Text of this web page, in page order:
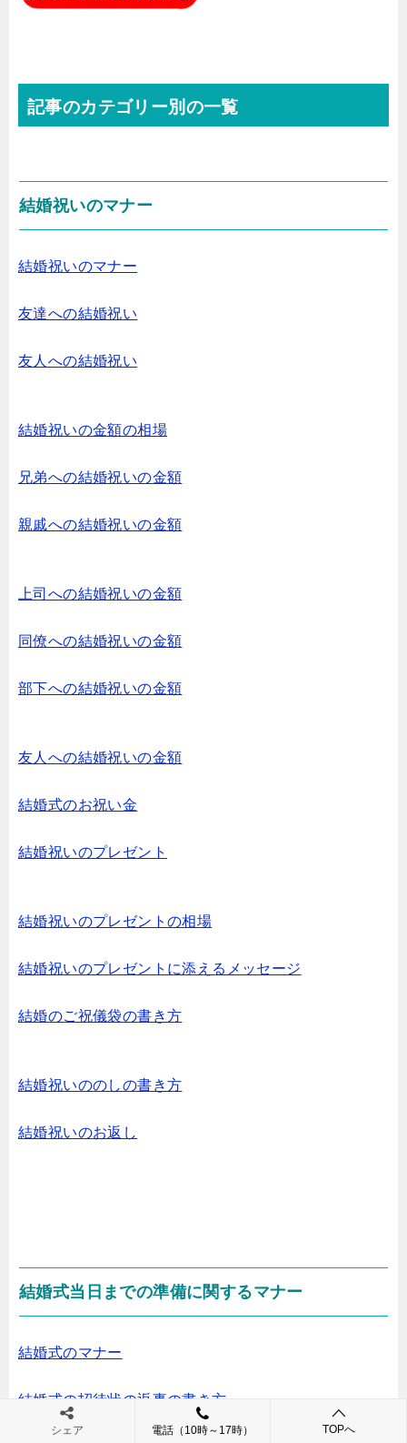
記事のカテゴリー別の一覧
結婚祝いのマナー
結婚祝いのマナー
友達への結婚祝い
友人への結婚祝い
結婚祝いの金額の相場
兄弟への結婚祝いの金額
親戚への結婚祝いの金額
上司への結婚祝いの金額
同僚への結婚祝いの金額
部下への結婚祝いの金額
友人への結婚祝いの金額
結婚式のお祝い金
結婚祝いのプレゼント
結婚祝いのプレゼントの相場
結婚祝いのプレゼントに添えるメッセージ
結婚のご祝儀袋の書き方
結婚祝いののしの書き方
結婚祝いのお返し
結婚式当日までの準備に関するマナー
結婚式のマナー
結婚式の招待状の返事の書き方
シェア 電話（10時～17時） TOPへ